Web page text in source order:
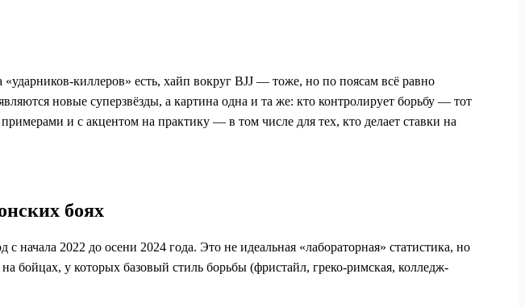
есть, хайп вокруг BJJ — тоже, но по поясам всё равно
новые суперзвёзды, а картина одна и та же: кто контролирует борьбу — тот
и с акцентом на практику — в том числе для тех, кто делает ставки на
боях
2022 до осени 2024 года. Это не идеальная «лабораторная» статистика, но
бойцах, у которых базовый стиль борьбы (фристайл, греко‑римская, колледж-